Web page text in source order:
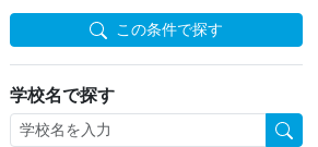
この条件で探す
学校名で探す